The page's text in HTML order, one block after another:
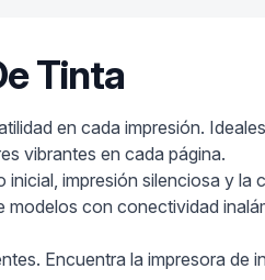
Tinta
en cada impresión.
vibrantes en cada página.
impresión silenciosa y la
con conectividad
Encuentra la impresora de